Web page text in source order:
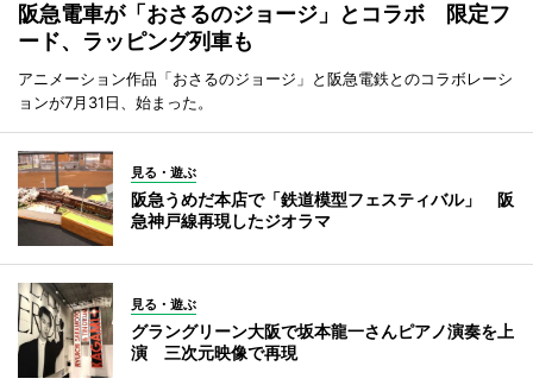
阪急電車が「おさるのジョージ」とコラボ 限定フ
ード、ラッピング列車も
アニメーション作品「おさるのジョージ」と阪急電鉄とのコラボレーシ
ョンが7月31日、始まった。
見る・遊ぶ
阪急うめだ本店で「鉄道模型フェスティバル」 阪
急神戸線再現したジオラマ
見る・遊ぶ
グラングリーン大阪で坂本龍一さんピアノ演奏を上
演 三次元映像で再現